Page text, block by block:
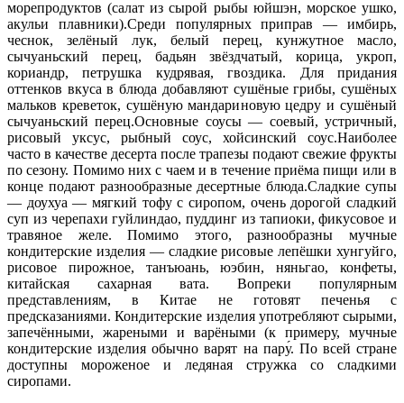
морепродуктов (салат из сырой рыбы юйшэн, морское ушко,
акульи плавники).Среди популярных приправ — имбирь,
чеснок, зелёный лук, белый перец, кунжутное масло,
сычуаньский перец, бадьян звёздчатый, корица, укроп,
кориандр, петрушка кудрявая, гвоздика. Для придания
оттенков вкуса в блюда добавляют сушёные грибы, сушёных
мальков креветок, сушёную мандариновую цедру и сушёный
сычуаньский перец.Основные соусы — соевый, устричный,
рисовый уксус, рыбный соус, хойсинский соус.Наиболее
часто в качестве десерта после трапезы подают свежие фрукты
по сезону. Помимо них с чаем и в течение приёма пищи или в
конце подают разнообразные десертные блюда.Сладкие супы
— доухуа — мягкий тофу с сиропом, очень дорогой сладкий
суп из черепахи гуйлиндао, пуддинг из тапиоки, фикусовое и
травяное желе. Помимо этого, разнообразны мучные
кондитерские изделия — сладкие рисовые лепёшки хунгуйго,
рисовое пирожное, танъюань, юэбин, няньгао, конфеты,
китайская сахарная вата. Вопреки популярным
представлениям, в Китае не готовят печенья с
предсказаниями. Кондитерские изделия употребляют сырыми,
запечёнными, жареными и варёными (к примеру, мучные
кондитерские изделия обычно варят на пару́. По всей стране
доступны мороженое и ледяная стружка со сладкими
сиропами.